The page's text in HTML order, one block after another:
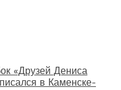
«Друзей Дениса
в Каменске-